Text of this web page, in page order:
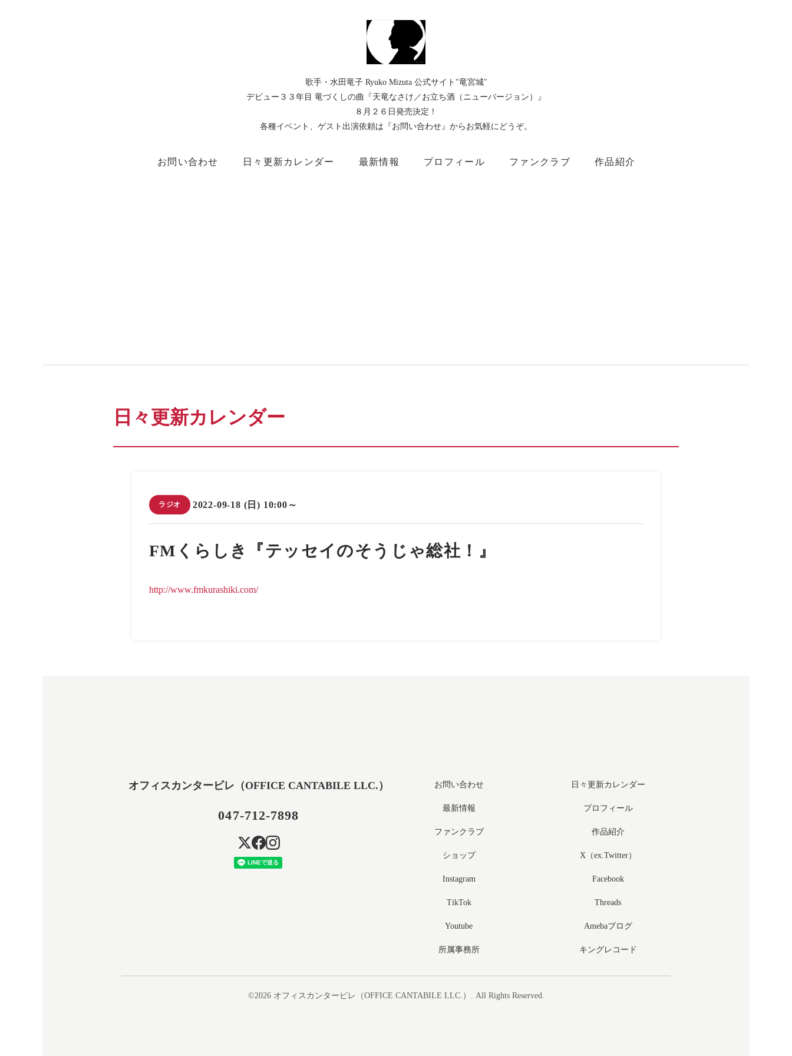
歌手・水田竜子 Ryuko Mizuta 公式サイト"竜宮城"
デビュー３３年目 竜づくしの曲『天竜なさけ／お立ち酒（ニューバージョン）』
８月２６日発売決定！
各種イベント、ゲスト出演依頼は『お問い合わせ』からお気軽にどうぞ。
お問い合わせ 日々更新カレンダー 最新情報 プロフィール ファンクラブ 作品紹介
日々更新カレンダー
ラジオ 2022-09-18 (日) 10:00～
FMくらしき『テッセイのそうじゃ総社！』
http://www.fmkurashiki.com/
オフィスカンタービレ（OFFICE CANTABILE LLC.）
047-712-7898
お問い合わせ 日々更新カレンダー
最新情報 プロフィール
ファンクラブ 作品紹介
ショップ X（ex.Twitter）
Instagram Facebook
TikTok Threads
Youtube Amebaブログ
所属事務所 キングレコード
©2026 オフィスカンタービレ（OFFICE CANTABILE LLC.） . All Rights Reserved.